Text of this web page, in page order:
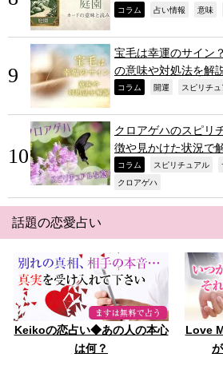
コラム 占い情報 意味
宝毛は幸運のサイン
の意味や対処法を解
コラム 開運 スピリチュ
クロアゲハのスピリ
徴や見かけた状況で
コラム スピリチュアル
クロアゲハ
話題の恋愛占い
Keikoの恋占い◆あの人の本心
は何？
Love